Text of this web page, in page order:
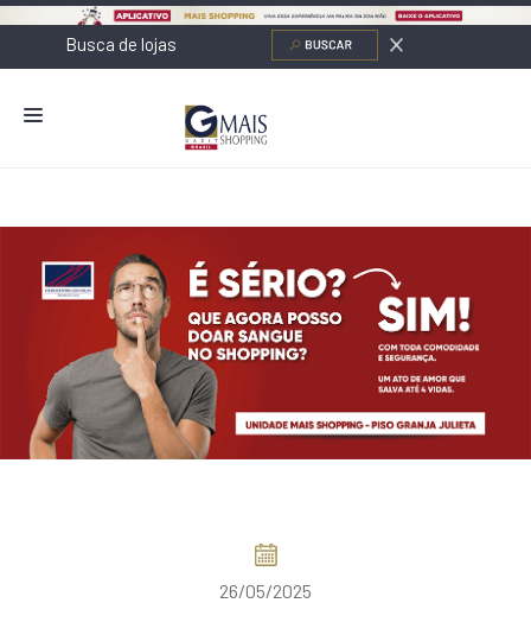
ALIMENTAÇÃO
NOVOS NEGÓCIOS
O SHOPPING
26/05/2025